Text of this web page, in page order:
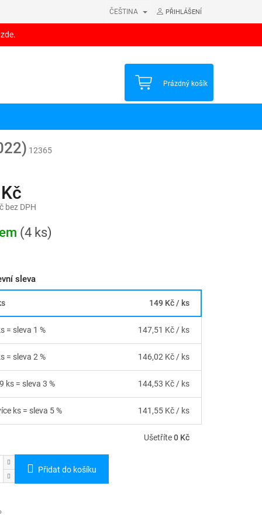
ČEŠTINA PŘIHLÁŠENÍ
NÁKUPNÍ
Prázdný košík
12365
bez DPH
(4 ks)
sleva
149 Kč / ks
= sleva 1 % 147,51 Kč / ks
= sleva 2 % 146,02 Kč / ks
ks = sleva 3 % 144,53 Kč / ks
ks = sleva 5 % 141,55 Kč / ks
Ušetříte0 Kč
Přidat do košíku